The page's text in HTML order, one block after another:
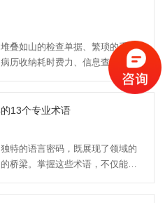
叠如山的检查单据、繁琐的手写
历收纳耗时费力、信息查阅滞
13个专业术语
特的语言密码，既展现了领域的
桥梁。掌握这些术语，不仅能使